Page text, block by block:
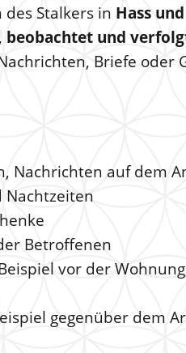
Stalkers in Hass
beobachtet und
Briefe oder
Nachrichten auf dem
Nachtzeiten
Betroffenen
vor der
gegenüber dem